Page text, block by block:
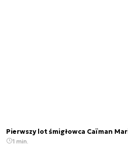
Pierwszy lot śmigłowca Caïman
1 min.